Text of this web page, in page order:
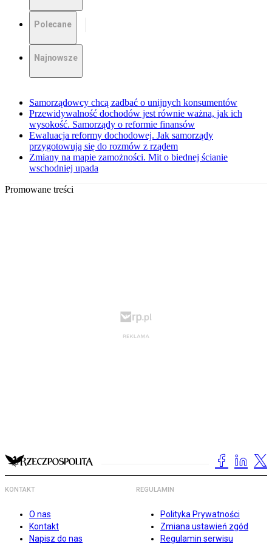
Polecane
Najnowsze
Samorządowcy chcą zadbać o unijnych konsumentów
Przewidywalność dochodów jest równie ważna, jak ich
wysokość. Samorządy o reformie finansów
Ewaluacja reformy dochodowej. Jak samorządy
przygotowują się do rozmów z rządem
Zmiany na mapie zamożności. Mit o biednej ścianie
wschodniej upada
Promowane treści
KONTAKT
O nas
Kontakt
Napisz do nas
REGULAMIN
Polityka Prywatności
Zmiana ustawień zgód
Regulamin serwisu